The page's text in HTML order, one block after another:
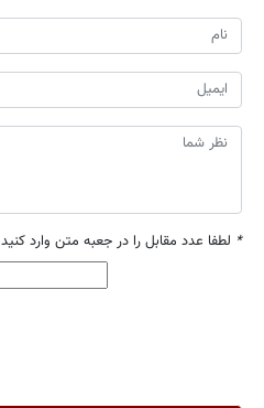
* لطفا عدد مقابل را در جعبه متن وارد کنید